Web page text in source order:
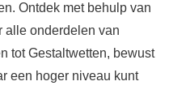
Ontdek met behulp van
alle onderdelen van
tot Gestaltwetten, bewust
een hoger niveau kunt